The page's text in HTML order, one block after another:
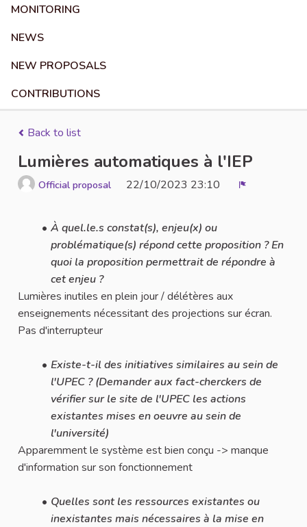
MONITORING
NEWS
NEW PROPOSALS
CONTRIBUTIONS
Back to list
Lumières automatiques à l'IEP
Official proposal 22/10/2023 23:10
À quel.le.s constat(s), enjeu(x) ou
problématique(s) répond cette proposition ? En
quoi la proposition permettrait de répondre à
cet enjeu ?
Lumières inutiles en plein jour / délétères aux
enseignements nécessitant des projections sur écran.
Pas d'interrupteur
Existe-t-il des initiatives similaires au sein de
l'UPEC ? (Demander aux fact-cherckers de
vérifier sur le site de l'UPEC les actions
existantes mises en oeuvre au sein de
l'université)
Apparemment le système est bien conçu -> manque
d'information sur son fonctionnement
Quelles sont les ressources existantes ou
inexistantes mais nécessaires à la mise en